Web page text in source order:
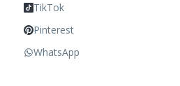
TikTok
Pinterest
WhatsApp